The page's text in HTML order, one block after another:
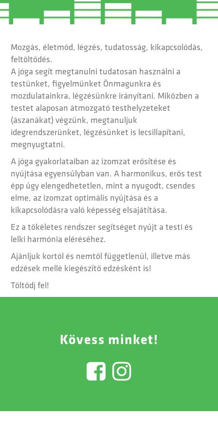
Mozgás, életmód, légzés, tudatosság, kikapcsolódás,
feltöltődés.
A jóga segít megtanulni tudatosan használni a
testünket, figyelmünket Önmagunkra és
mozdulatainkra, légzésünkre irányítani. Miközben a
testet alaposan átmozgató testhelyzeteket
(ászanákat) végzünk, megtanuljuk
idegrendszerünket, légzésünket is lecsillapítani,
megnyugtatni.
A jóga gyakorlataiban az izomzat erősítése és
nyújtása egyensúlyban van. A harmonikus, erős test
épp úgy elengedhetetlen, mint a nyugodt, csendes
elme, az izomzat optimális nyújtása és a
kikapcsolódásra való képesség elsajátítása.
Ez a tökéletes rendszer segítséget nyújt a testi és
lelki harmónia eléréséhez.
Ajánljuk kortól és nemtől függetlenül, illetve más
edzések mellé kiegészítő edzésként is!
Töltődj fel!
Kövess minket!